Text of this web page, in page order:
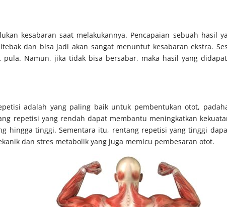
kesabaran saat melakukannya. Pencapaian sebuah hasil
dan bisa jadi akan sangat menuntut kesabaran ekstra.
Namun, jika tidak bisa bersabar, maka hasil yang
adalah yang paling baik untuk pembentukan otot,
repetisi yang rendah dapat membantu meningkatkan
hingga tinggi. Sementara itu, rentang repetisi yang tinggi
dan stres metabolik yang juga memicu pembesaran otot.